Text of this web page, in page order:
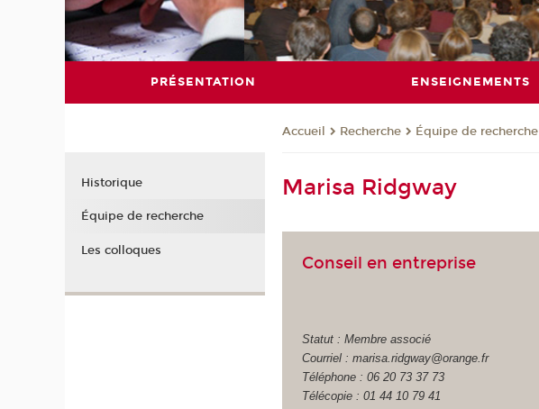
PRÉSENTATION ENSEIGNEMENTS
Accueil Recherche Équipe de recherche
Marisa Ridgway
Conseil en entreprise
Statut : Membre associé
Courriel : marisa.ridgway@orange.fr
Téléphone : 06 20 73 37 73
Télécopie : 01 44 10 79 41
Historique
Équipe de recherche
Les colloques